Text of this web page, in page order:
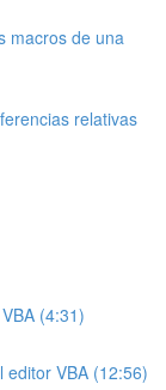
macros de una
relativas
(4:31)
editor VBA (12:56)